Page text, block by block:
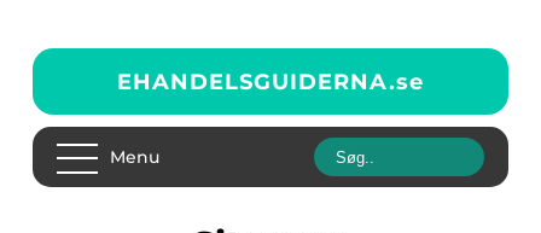
EHANDELSGUIDERNA.se
Menu